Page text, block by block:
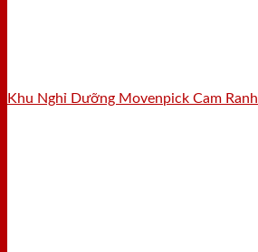
Khu Nghỉ Dưỡng Movenpick Cam Ranh